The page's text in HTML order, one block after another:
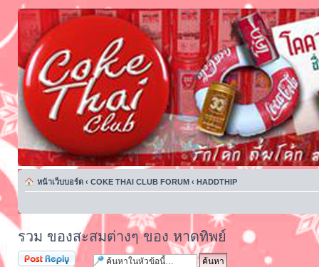
หน้าเว็บบอร์ด ‹ COKE THAI CLUB FORUM ‹ HADDTHIP
รวม ของสะสมต่างๆ ของ หาดทิพย์
ตอบกระทู้